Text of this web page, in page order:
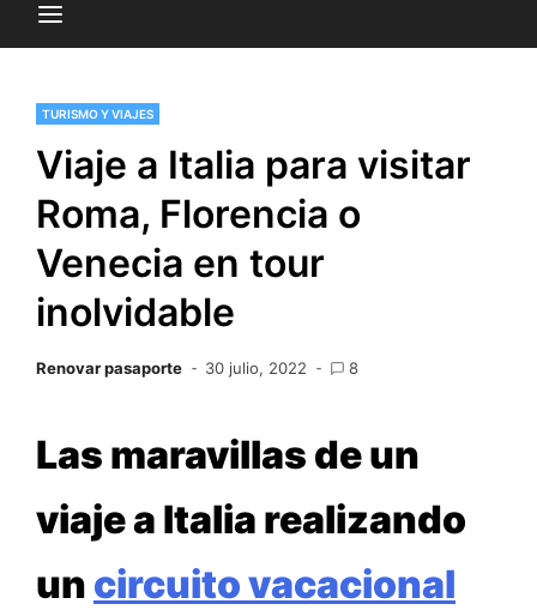
TURISMO Y VIAJES
Viaje a Italia para visitar
Roma, Florencia o
Venecia en tour
inolvidable
Renovar pasaporte 30 julio, 2022 8
Las maravillas de un
viaje a Italia realizando
un circuito vacacional